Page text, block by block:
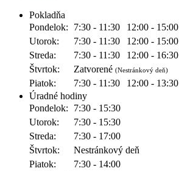
Pokladňa
Pondelok:
7:30 - 11:30
12:00 - 15:00
Utorok:
7:30 - 11:30
12:00 - 15:00
Streda:
7:30 - 11:30
12:00 - 16:30
Štvrtok:
Zatvorené (Nestránkový deň)
Piatok: 7:30 - 11:30
12:00 - 13:30
Úradné hodiny
Pondelok:
7:30 - 15:30
Utorok:
7:30 - 15:30
Streda:
7:30 - 17:00
Štvrtok:
Nestránkový deň
Piatok:
7:30 - 14:00